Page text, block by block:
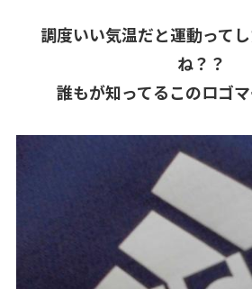
調度いい気温だと運動って
ね？？
誰もが知ってるこのロゴマ